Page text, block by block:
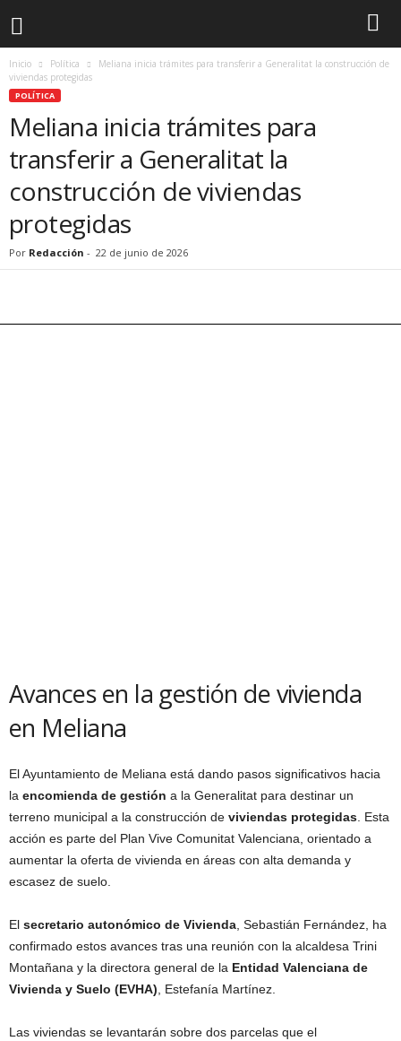
Inicio Política
Meliana inicia trámites para transferir a Generalitat la construcción de
viviendas protegidas
POLÍTICA
Meliana inicia trámites para
transferir a Generalitat la
construcción de viviendas
protegidas
Por Redacción - 22 de junio de 2026
Avances en la gestión de vivienda
en Meliana
El Ayuntamiento de Meliana está dando pasos significativos hacia
la encomienda de gestión a la Generalitat para destinar un
terreno municipal a la construcción de viviendas protegidas. Esta
acción es parte del Plan Vive Comunitat Valenciana, orientado a
aumentar la oferta de vivienda en áreas con alta demanda y
escasez de suelo.
El secretario autonómico de Vivienda, Sebastián Fernández, ha
confirmado estos avances tras una reunión con la alcaldesa Trini
Montañana y la directora general de la Entidad Valenciana de
Vivienda y Suelo (EVHA), Estefanía Martínez.
Las viviendas se levantarán sobre dos parcelas que el